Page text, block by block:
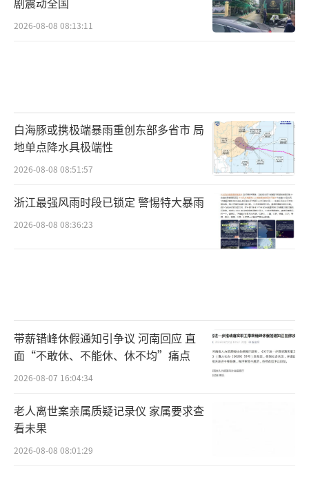
业已有先例。特斯拉的“加速包”、蔚来
的“电池升级服务”，都是用户付费解锁硬件
小米此举的试探意味极浓：试探用户付费
意愿，延长产品生命周期，规范售后市场。互
联网分析师张书乐指出：“这30块钱不仅仅是
电池的差价，更是小米试图建立‘官方认证二
手/翻新’生态的一块拼图。”
系列自发布以来，因其极佳的手感、均衡的配
置和不错的性价比，被网友戏称为“13香”。
大量用户表示“再战三年”。对于这部分不愿
等于流失了这部分利润。
“我的13 Ultra才用了一年半，换15 Ultra
2026-08-08 08:13:11
白海豚或携极端暴雨重创东部多省市 局
地单点降水具极端性
2026-08-08 08:51:57
浙江最强风雨时段已锁定 警惕特大暴雨
2026-08-08 08:36:23
带薪错峰休假通知引争议 河南回应 直
面“不敢休、不能休、休不均”痛点
2026-08-07 16:04:34
老人离世案亲属质疑记录仪 家属要求查
看未果
2026-08-08 08:01:29